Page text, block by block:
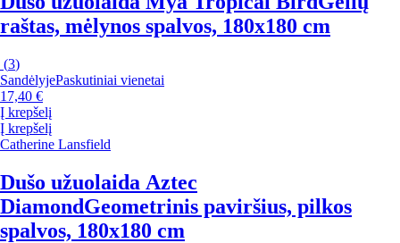
raštas, mėlynos spalvos, 180x180 cm
(3)
SandėlyjePaskutiniai vienetai
17,40 €
Į krepšelį
Į krepšelį
Catherine Lansfield
Dušo užuolaida Aztec
DiamondGeometrinis paviršius, pilkos
spalvos, 180x180 cm